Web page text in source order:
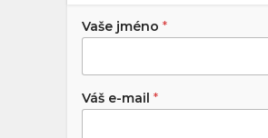
Vaše jméno *
Váš e-mail *